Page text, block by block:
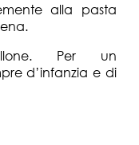
alla pasta
Per un
d’infanzia e di